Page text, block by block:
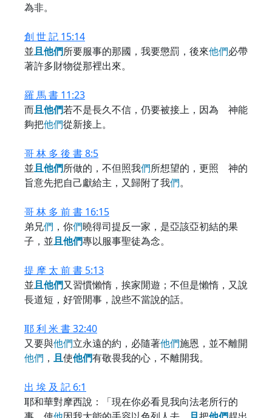
為非。
創 世 記 15:14
並且他們所要服事的那國，我要懲罰，後來他們必帶
著許多財物從那裡出來。
羅 馬 書 11:23
而且他們若不是長久不信，仍要被接上，因為 神能
夠把他們從新接上。
哥 林 多 後 書 8:5
並且他們所做的，不但照我們所想望的，更照 神的
旨意先把自己獻給主，又歸附了我們。
哥 林 多 前 書 16:15
弟兄們 ，你們曉得司提反一家，是亞該亞初結的果
子，並且他們專以服事聖徒為念。
提 摩 太 前 書 5:13
並且他們又習慣懶惰，挨家閒遊；不但是懶惰，又說
長道短，好管閒事，說些不當說的話。
耶 利 米 書 32:40
又要與他們立永遠的約，必隨著他們施恩，並不離開
他們 ， 且使他們有敬畏我的心，不離開我。
出 埃 及 記 6:1
耶和華對摩西說：「現在你必看見我向法老所行的